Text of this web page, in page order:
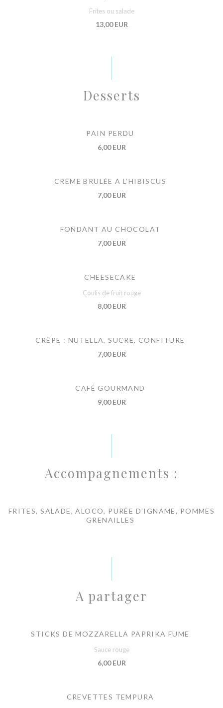
Frites ou salade
13,00 EUR
Desserts
PAIN PERDU
6,00 EUR
CRÈME BRULÉE A L’HIBISCUS
7,00 EUR
FONDANT AU CHOCOLAT
7,00 EUR
CHEESECAKE
Coulis de fruit rouge
8,00 EUR
CRÊPE : NUTELLA, SUCRE, CONFITURE
7,00 EUR
CAFÉ GOURMAND
9,00 EUR
Accompagnements :
FRITES, SALADE, ALOCO, PURÉE D’IGNAME, POMMES
GRENAILLES
A partager
STICKS DE MOZZARELLA PAPRIKA FUME
Sauce rouge
6,00 EUR
CREVETTES TEMPURA